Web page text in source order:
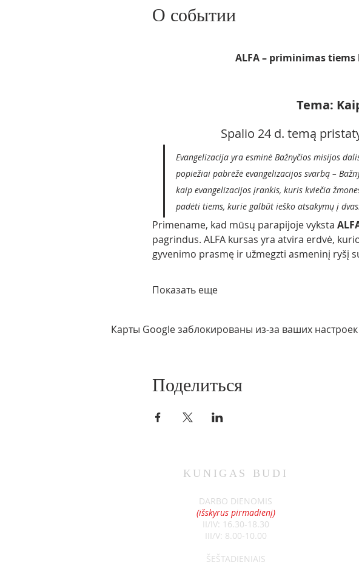
О событии
ALFA – priminimas
Tema:
Spalio 24 d. temą
Evangelizacija yra esminė Bažnyčios misijos
popiežiai pabrėžė evangelizacijos svarbą –
kaip evangelizacijos įrankis, kuris kviečia
padėti tiems, kurie galbūt ieško atsakymų į
Primename, kad mūsų parapijoje vyksta
pagrindus. ALFA kursas yra atvira erdvė,
gyvenimo prasmę ir užmegzti asmeninį ryšį
Показать еще
Карты Google заблокированы из-за ваших
Поделиться
KUNIGAS BUDI
DARBO DIENOMIS
(išskyrus pirmadienį)
II/IV: 16.30-18.30
III/V: 8.00-10.00
ŠEŠTADIENIAIS